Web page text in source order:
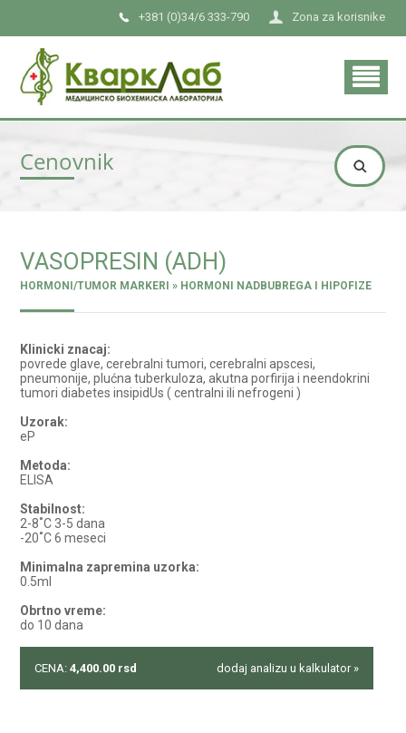
Zona za korisnike
+381 (0)34/6 333-790
Cenovnik
VASOPRESIN (ADH)
HORMONI/TUMOR MARKERI » HORMONI NADBUBREGA I HIPOFIZE
Klinicki znacaj:
povrede glave, cerebralni tumori, cerebralni apscesi,
pneumonije, plućna tuberkuloza, akutna porfirija i neendokrini
tumori diabetes insipidUs ( centralni ili nefrogeni )
Uzorak:
eP
Metoda:
ELISA
Stabilnost:
2-8˚C 3-5 dana
-20˚C 6 meseci
Minimalna zapremina uzorka:
0.5ml
Obrtno vreme:
do 10 dana
CENA: 4,400.00 rsd dodaj analizu u kalkulator »